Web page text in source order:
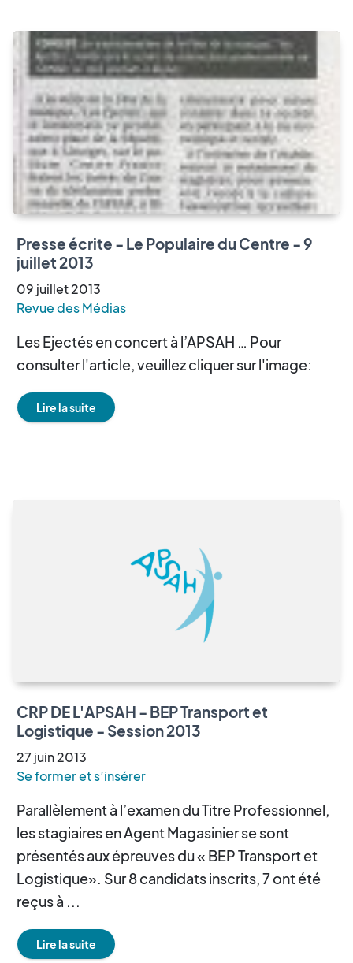
Presse écrite - Le Populaire du Centre - 9
juillet 2013
09 juillet2013
Revue des Médias
Les Ejectés en concert à l’APSAH … Pour
consulter l'article, veuillez cliquer sur l'image:
Lire la suite
CRP DE L'APSAH - BEP Transport et
Logistique - Session 2013
27juin2013
Se former et s’insérer
Parallèlement à l’examen du Titre Professionnel,
les stagiaires en Agent Magasinier se sont
présentés aux épreuves du « BEP Transport et
Logistique». Sur 8 candidats inscrits, 7 ont été
reçus à ...
Lire la suite